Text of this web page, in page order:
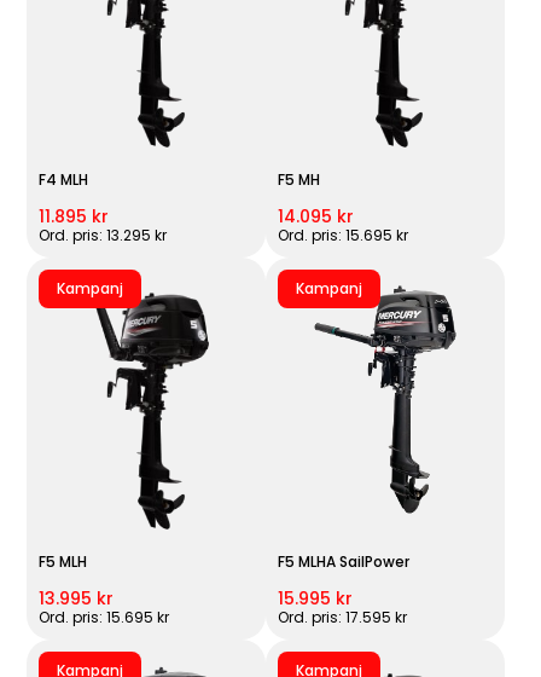
F4 MLH
11.895 kr
Ord. pris: 13.295 kr
F5 MH
14.095 kr
Ord. pris: 15.695 kr
Kampanj
F5 MLH
13.995 kr
Ord. pris: 15.695 kr
Kampanj
F5 MLHA SailPower
15.995 kr
Ord. pris: 17.595 kr
Kampanj Kampanj